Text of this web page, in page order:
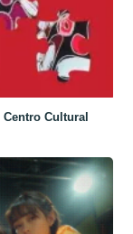
Cultural